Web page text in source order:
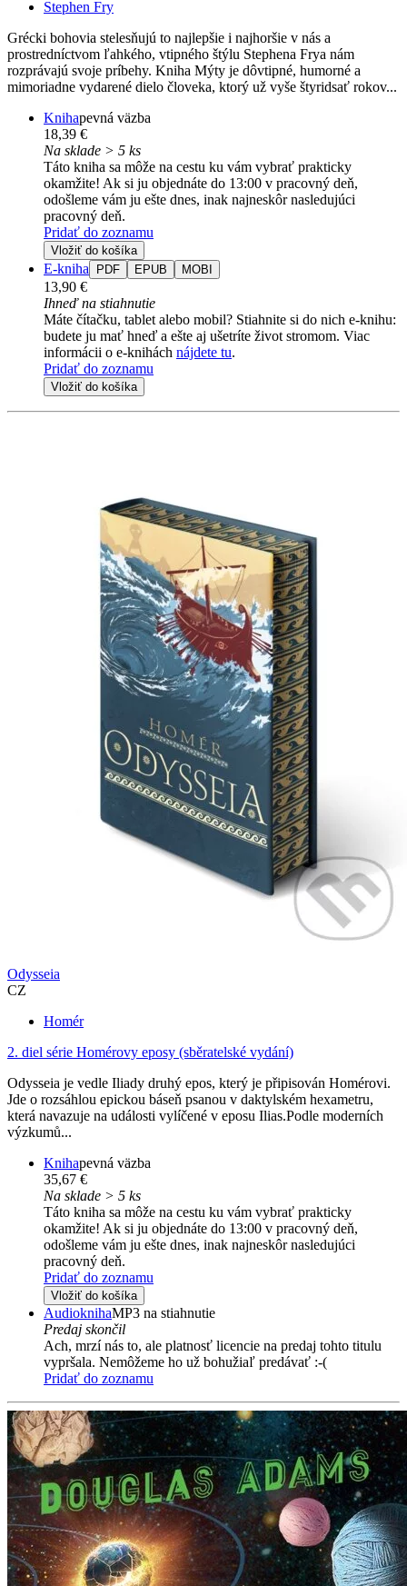
Stephen Fry
Grécki bohovia stelesňujú to najlepšie i najhoršie v nás a
prostredníctvom ľahkého, vtipného štýlu Stephena Frya nám
rozprávajú svoje príbehy. Kniha Mýty je dôvtipné, humorné a
mimoriadne vydarené dielo človeka, ktorý už vyše štyridsať rokov...
Knihapevná väzba
18,39 €
Na sklade > 5 ks
Táto kniha sa môže na cestu ku vám vybrať prakticky
okamžite! Ak si ju objednáte do 13:00 v pracovný deň,
odošleme vám ju ešte dnes, inak najneskôr nasledujúci
pracovný deň.
Pridať do zoznamu
Vložiť do košíka
E-kniha PDF EPUB MOBI
13,90 €
Ihneď na stiahnutie
Máte čítačku, tablet alebo mobil? Stiahnite si do nich e-knihu:
budete ju mať hneď a ešte aj ušetríte život stromom. Viac
informácii o e-knihách nájdete tu.
Pridať do zoznamu
Vložiť do košíka
Odysseia
CZ
Homér
2. diel série Homérovy eposy (sběratelské vydání)
Odysseia je vedle Iliady druhý epos, který je připisován Homérovi.
Jde o rozsáhlou epickou báseň psanou v daktylském hexametru,
která navazuje na události vylíčené v eposu Ilias.Podle moderních
výzkumů...
Knihapevná väzba
35,67 €
Na sklade > 5 ks
Táto kniha sa môže na cestu ku vám vybrať prakticky
okamžite! Ak si ju objednáte do 13:00 v pracovný deň,
odošleme vám ju ešte dnes, inak najneskôr nasledujúci
pracovný deň.
Pridať do zoznamu
Vložiť do košíka
AudioknihaMP3 na stiahnutie
Predaj skončil
Ach, mrzí nás to, ale platnosť licencie na predaj tohto titulu
vypršala. Nemôžeme ho už bohužiaľ predávať :-(
Pridať do zoznamu